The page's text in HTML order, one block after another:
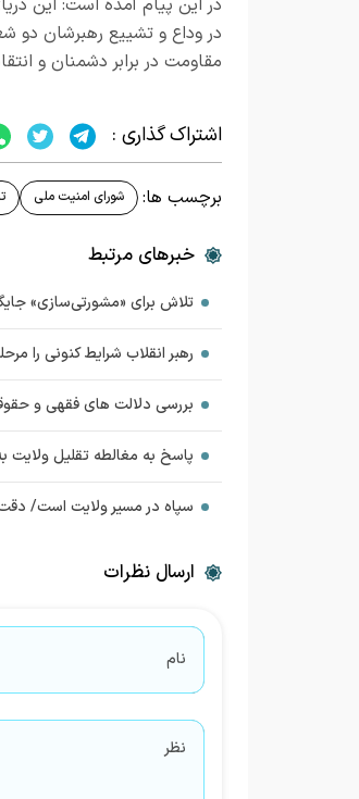
در وداع و تشییع رهبرشان دو
مقاومت در برابر دشمنان و
اشتراک گذاری :
برچسب ها: شورای امنیت ملی
خبرهای مرتبط
تلاش برای «مشورتی‌سازی»
رهبر انقلاب شرایط کنونی را
بررسی دلالت های فقهی و
پاسخ به مغالطه تقلیل ولایت
سپاه در مسیر ولایت است/
ارسال نظرات